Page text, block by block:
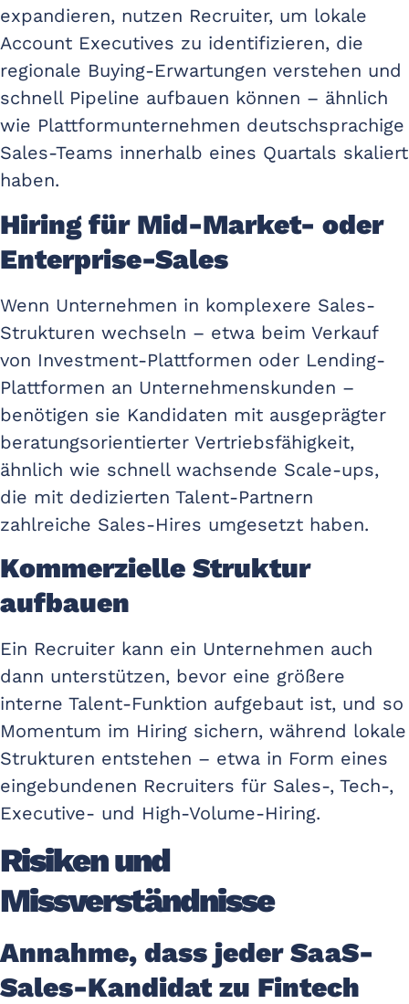
expandieren, nutzen Recruiter, um lokale
Account Executives zu identifizieren, die
regionale Buying-Erwartungen verstehen und
schnell Pipeline aufbauen können – ähnlich
wie Plattformunternehmen deutschsprachige
Sales-Teams innerhalb eines Quartals skaliert
haben.
Hiring für Mid-Market- oder
Enterprise-Sales
Wenn Unternehmen in komplexere Sales-
Strukturen wechseln – etwa beim Verkauf
von Investment-Plattformen oder Lending-
Plattformen an Unternehmenskunden –
benötigen sie Kandidaten mit ausgeprägter
beratungsorientierter Vertriebsfähigkeit,
ähnlich wie schnell wachsende Scale-ups,
die mit dedizierten Talent-Partnern
zahlreiche Sales-Hires umgesetzt haben.
Kommerzielle Struktur
aufbauen
Ein Recruiter kann ein Unternehmen auch
dann unterstützen, bevor eine größere
interne Talent-Funktion aufgebaut ist, und so
Momentum im Hiring sichern, während lokale
Strukturen entstehen – etwa in Form eines
eingebundenen Recruiters für Sales-, Tech-,
Executive- und High-Volume-Hiring.
Risiken und
Missverständnisse
Annahme, dass jeder SaaS-
Sales-Kandidat zu Fintech